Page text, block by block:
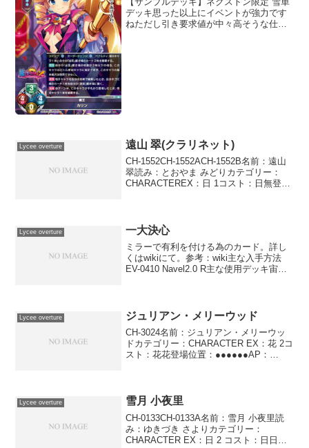
デッキ思った以上にイベントが強力です
ねただし引き要求値が中々高そうな仕様
Lycee overture 遠山 翠(クラリネット)
CH-1552CH-1552ACH-1552B名前：遠山
翠読み：とおやま みどりカテゴリー：
CHARACTEREX：日 1コスト：日無登場
Lycee overture 一大決心
ミラーで有利を付ける為のカード。詳し
くはwikiにて。参考：wiki主な入手方法
EV-0410 Navel2.0 R主な使用デッキ宙花
Lycee overture ジュリアン・メリーウッド
CH-3024名前：ジュリアン・メリーウッ
ドカテゴリー：CHARACTER EX：花 2コ
スト：花花登場位置：●●●●●●AP：
Lycee overture 雪月 小夜里
CH-0133CH-0133A名前：雪月 小夜里読
み：ゆきづき さよりカテゴリー：
CHARACTER EX：日 2 コスト：日日無